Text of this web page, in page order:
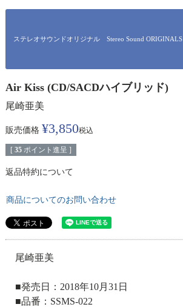
ステレオサウンドオリジナル Stereo Sound ORIGINALS
Air Kiss (CD/SACDハイブリッド)
尾崎亜美
販売価格 ¥3,850税込
[ 35 ポイント進呈 ]
返品特約について
商品についてのお問い合わせ
尾崎亜美
■発売日：2018年10月31日
■品番：SSMS-022